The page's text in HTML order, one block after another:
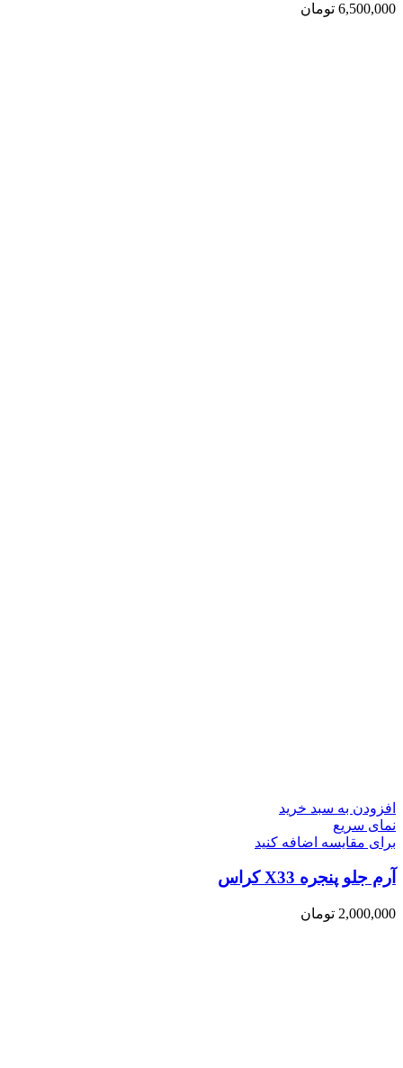
6,500,000 تومان
افزودن به سبد خرید
نمای سریع
برای مقایسه اضافه کنید
آرم جلو پنجره X33 کراس
2,000,000 تومان